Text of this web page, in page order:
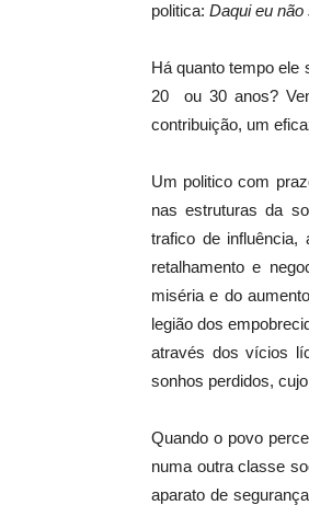
politica: Daqui eu não
Há quanto tempo
20 ou 30 anos?
contribuição, um
Um politico com
nas estruturas da
trafico de
retalhamento e
miséria e do
legião dos
através dos vícios
sonhos perdidos,
Quando o povo
numa outra classe
aparato de